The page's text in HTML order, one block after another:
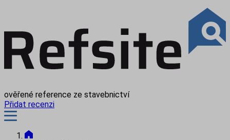
ověřené reference ze stavebnictví
Přidat recenzi